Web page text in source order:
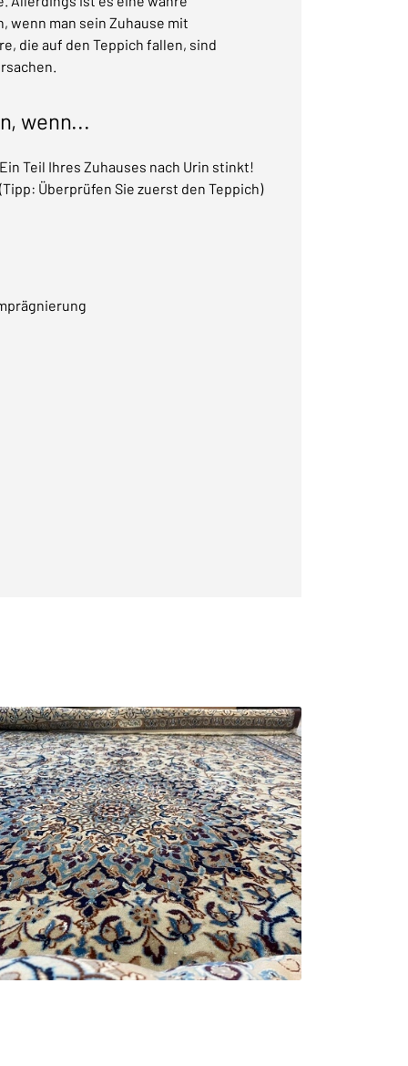
wenn man sein Zuhause mit
die auf den Teppich fallen, sind
wenn...
Teil Ihres Zuhauses nach Urin stinkt!
Überprüfen Sie zuerst den Teppich)